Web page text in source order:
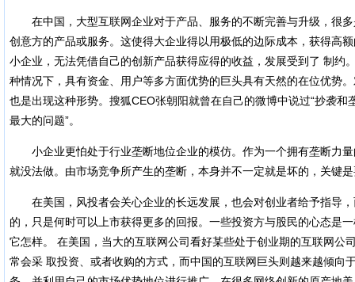
在中国，大型互联网企业对于产品、服务的不断完善与升级，很多
创意方的产品或服务。这使得大企业得以用极低的边际成本，获得高
小企业，无法凭借自己的创新产品获得应得的收益，发展受到了 制约
种情况下，具有资金、用户等多方面优势的巨头具有天然的在位优势
也是出现这种形势。搜狐CEO张朝阳就曾在自己的微博中说过“抄袭和
最大的问题”。
小企业更怕处于行业垄断地位企业的模仿。作为一个拥有垄断力量
就没法做。由市场竞争所产生的垄断，本身并不一定就是坏的，关键
在美国，风投者会关心企业的长远发展，也会对创业者给予指导，
的，只是何时可以上市获得更多的回报。一些投资方与股民的心态是
它怎样。 在美国，当大的互联网公司看好某些处于创业期的互联网公
常会采 取投资、或者收购的方式，而中国的互联网巨头则越来越倾